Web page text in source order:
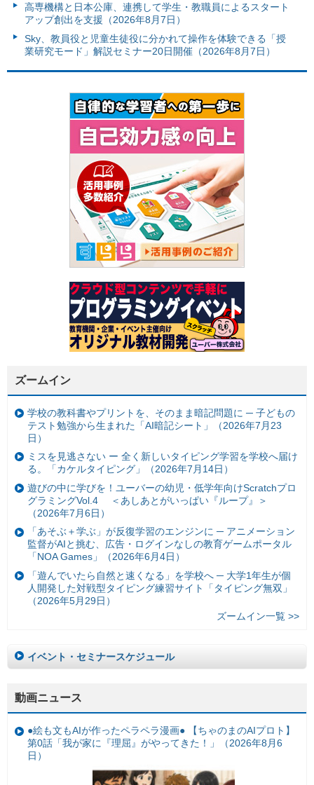
高専機構と日本公庫、連携して学生・教職員によるスタート
アップ創出を支援（2026年8月7日）
Sky、教員役と児童生徒役に分かれて操作を体験できる「授
業研究モード」解説セミナー20日開催（2026年8月7日）
ズームイン
学校の教科書やプリントを、そのまま暗記問題に ─ 子どもの
テスト勉強から生まれた「AI暗記シート」（2026年7月23
日）
ミスを見逃さない ー 全く新しいタイピング学習を学校へ届け
る。「カケルタイピング」（2026年7月14日）
遊びの中に学びを！ユーバーの幼児・低学年向けScratchプロ
グラミングVol.4 ＜あしあとがいっぱい『ループ』＞
（2026年7月6日）
「あそぶ＋学ぶ」が反復学習のエンジンに ─ アニメーション
監督がAIと挑む、広告・ログインなしの教育ゲームポータル
「NOA Games」（2026年6月4日）
「遊んでいたら自然と速くなる」を学校へ ─ 大学1年生が個
人開発した対戦型タイピング練習サイト「タイピング無双」
（2026年5月29日）
ズームイン一覧 >>
イベント・セミナースケジュール
動画ニュース
●絵も文もAIが作ったペラペラ漫画● 【ちゃのまのAIプロト】
第0話「我が家に『理屈』がやってきた！」（2026年8月6
日）